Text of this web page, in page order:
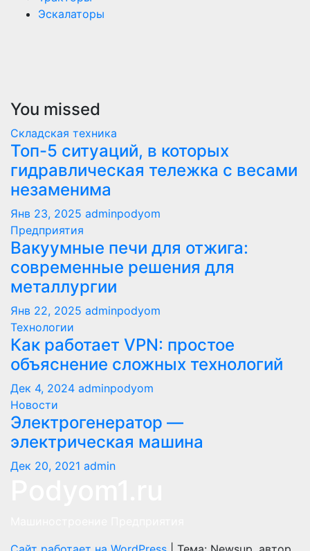
Эскалаторы
You missed
Складская техника
Топ-5 ситуаций, в которых
гидравлическая тележка с весами
незаменима
Янв 23, 2025 adminpodyom
Предприятия
Вакуумные печи для отжига:
современные решения для
металлургии
Янв 22, 2025 adminpodyom
Технологии
Как работает VPN: простое
объяснение сложных технологий
Дек 4, 2024 adminpodyom
Новости
Электрогенератор —
электрическая машина
Дек 20, 2021 admin